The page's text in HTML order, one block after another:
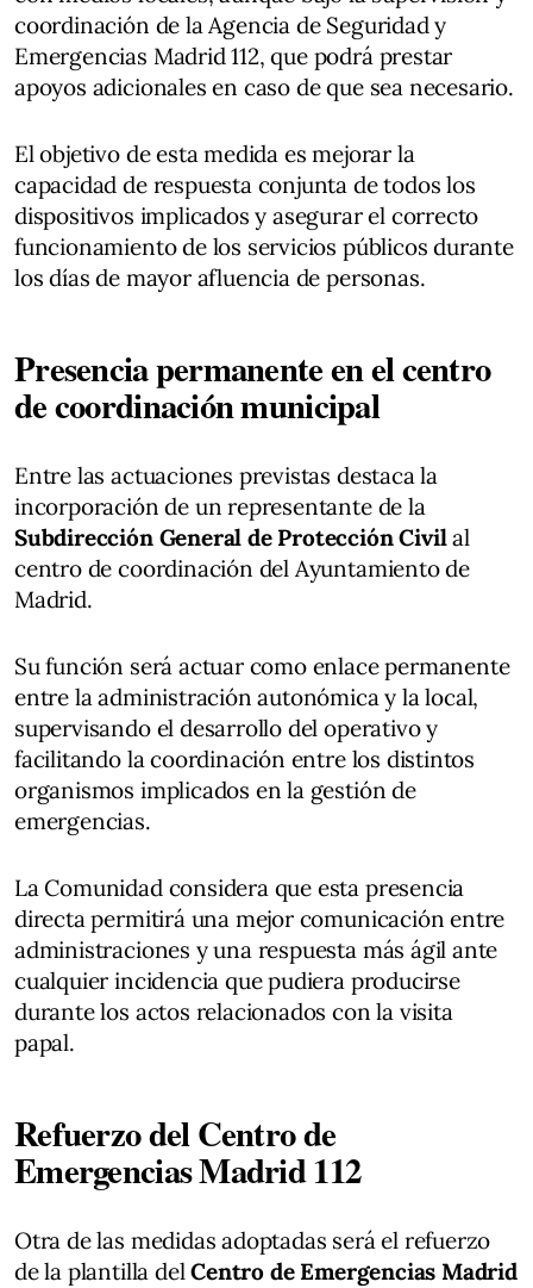
coordinación de la Agencia de Seguridad y
Emergencias Madrid 112, que podrá prestar
apoyos adicionales en caso de que sea necesario.
El objetivo de esta medida es mejorar la
capacidad de respuesta conjunta de todos los
dispositivos implicados y asegurar el correcto
funcionamiento de los servicios públicos durante
los días de mayor afluencia de personas.
Presencia permanente en el centro
de coordinación municipal
Entre las actuaciones previstas destaca la
incorporación de un representante de la
Subdirección General de Protección Civilal
centro de coordinación del Ayuntamiento de
Madrid.
Su función será actuar como enlace permanente
entre la administración autonómica y la local,
supervisando el desarrollo del operativo y
facilitando la coordinación entre los distintos
organismos implicados en la gestión de
emergencias.
La Comunidad considera que esta presencia
directa permitirá una mejor comunicación entre
administraciones y una respuesta más ágil ante
cualquier incidencia que pudiera producirse
durante los actos relacionados con la visita
papal.
Refuerzo del Centro de
Emergencias Madrid 112
Otra de las medidas adoptadas será el refuerzo
de la plantilla delCentro de Emergencias Madrid